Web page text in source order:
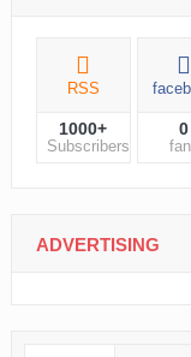
RSS
1000+
Subscribers
0
ADVERTISING